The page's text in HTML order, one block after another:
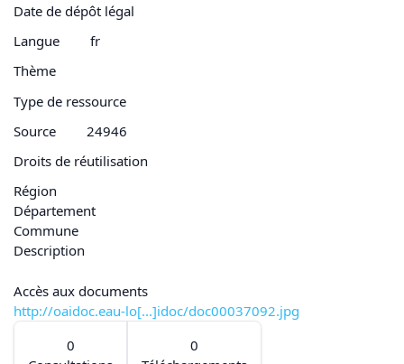
Date de dépôt légal
Langue
fr
Thème
Type de ressource
Source
24946
Droits de réutilisation
Région
Département
Commune
Description
Accès aux documents
http://oaidoc.eau-lo[...]idoc/doc00037092.jpg
0
0